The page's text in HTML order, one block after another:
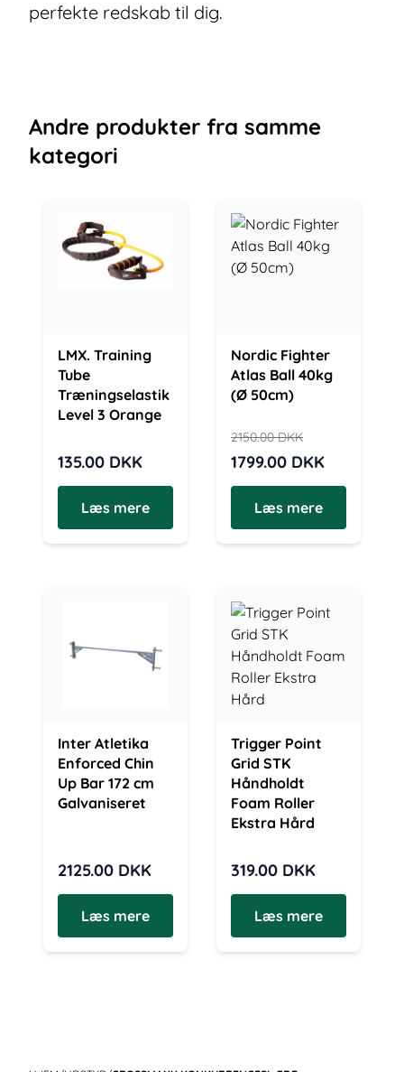
perfekte redskab til dig.
Andre produkter fra samme
kategori
LMX. Training
Tube
Træningselastik
Level 3 Orange
135.00 DKK
Læs mere
Nordic Fighter
Atlas Ball 40kg
(Ø 50cm)
2150.00DKK
1799.00 DKK
Læs mere
Inter Atletika
Enforced Chin
Up Bar 172 cm
Galvaniseret
2125.00 DKK
Læs mere
Trigger Point
Grid STK
Håndholdt
Foam Roller
Ekstra Hård
319.00 DKK
Læs mere